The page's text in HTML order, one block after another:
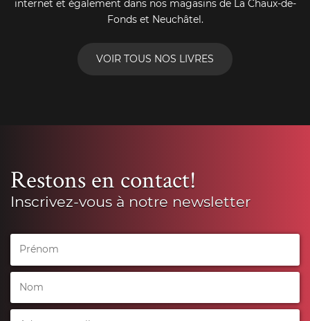
internet et également dans nos magasins de La Chaux-de-
Fonds et Neuchâtel.
VOIR TOUS NOS LIVRES
Restons en contact!
Inscrivez-vous à notre newsletter